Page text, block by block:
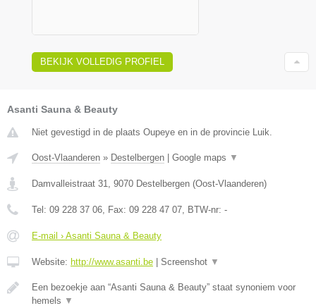
BEKIJK VOLLEDIG PROFIEL
Asanti Sauna & Beauty
Niet gevestigd in de plaats Oupeye en in de provincie Luik.
Oost-Vlaanderen » Destelbergen | Google maps ▼
Damvalleistraat 31 9070 Destelbergen (Oost-Vlaanderen)
Tel: 09 228 37 06 , Fax: 09 228 47 07 , BTW-nr: -
E-mail › Asanti Sauna & Beauty
Website: http://www.asanti.be | Screenshot ▼
Een bezoekje aan “Asanti Sauna & Beauty” staat synoniem voor
hemels ▼